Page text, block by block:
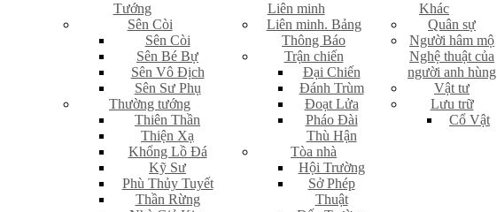
Tướng
Sên Còi
Sên Còi
Sên Bé Bự
Sên Vô Địch
Sên Sư Phụ
Thường tướng
Thiên Thần
Thiện Xạ
Khổng Lồ Đá
Kỹ Sư
Phù Thủy Tuyết
Thần Rừng
Liên minh
Liên minh. Bảng
Thông Báo
Trận chiến
Đại Chiến
Đánh Trùm
Đoạt Lửa
Pháo Đài
Thù Hận
Tòa nhà
Hội Trường
Sở Phép
Thuật
Khác
Quân sự
Người hâm mộ
Nghệ thuật của
người anh hùng
Vật tư
Lưu trữ
Cổ Vật